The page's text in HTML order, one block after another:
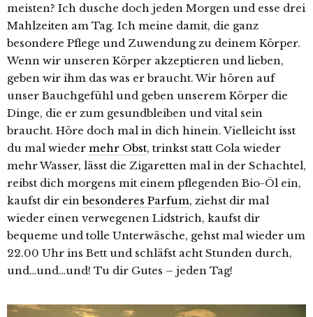
meisten? Ich dusche doch jeden Morgen und esse drei
Mahlzeiten am Tag. Ich meine damit, die ganz
besondere Pflege und Zuwendung zu deinem Körper.
Wenn wir unseren Körper akzeptieren und lieben,
geben wir ihm das was er braucht. Wir hören auf
unser Bauchgefühl und geben unserem Körper die
Dinge, die er zum gesundbleiben und vital sein
braucht. Höre doch mal in dich hinein. Vielleicht isst
du mal wieder mehr Obst, trinkst statt Cola wieder
mehr Wasser, lässt die Zigaretten mal in der Schachtel,
reibst dich morgens mit einem pflegenden Bio-Öl ein,
kaufst dir einbesonderes Parfum, ziehst dir mal
wieder einen verwegenen Lidstrich, kaufst dir
bequeme und tolle Unterwäsche, gehst mal wieder um
22.00 Uhr ins Bett und schläfst acht Stunden durch,
und…und…und! Tu dir Gutes – jeden Tag!